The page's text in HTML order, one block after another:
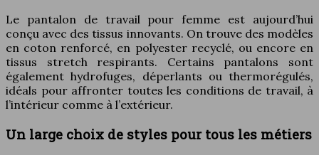
Le pantalon de travail pour femme est aujourd’hui
conçu avec des tissus innovants. On trouve des modèles
en coton renforcé, en polyester recyclé, ou encore en
tissus stretch respirants. Certains pantalons sont
également hydrofuges, déperlants ou thermorégulés,
idéals pour affronter toutes les conditions de travail, à
l’intérieur comme à l’extérieur.
Un large choix de styles pour tous les métiers